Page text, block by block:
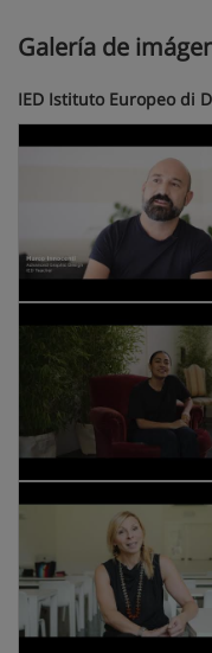
Galería de
IED Istituto Europeo di